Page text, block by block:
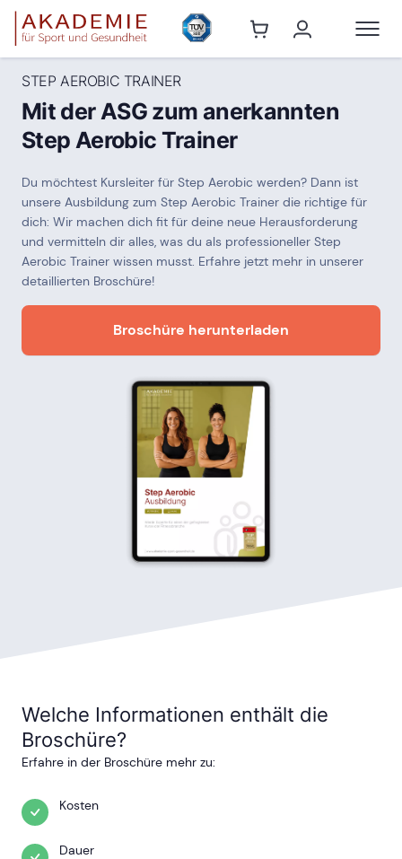
STEP AEROBIC TRAINER
Mit der ASG zum anerkannten
Step Aerobic Trainer
Du möchtest Kursleiter für Step Aerobic werden? Dann ist
unsere Ausbildung zum Step Aerobic Trainer die richtige für
dich: Wir machen dich fit für deine neue Herausforderung
und vermitteln dir alles, was du als professioneller Step
Aerobic Trainer wissen musst. Erfahre jetzt mehr in unserer
detaillierten Broschüre!
Broschüre herunterladen
Welche Informationen enthält die
Broschüre?
Erfahre in der Broschüre mehr zu:
Kosten
Dauer